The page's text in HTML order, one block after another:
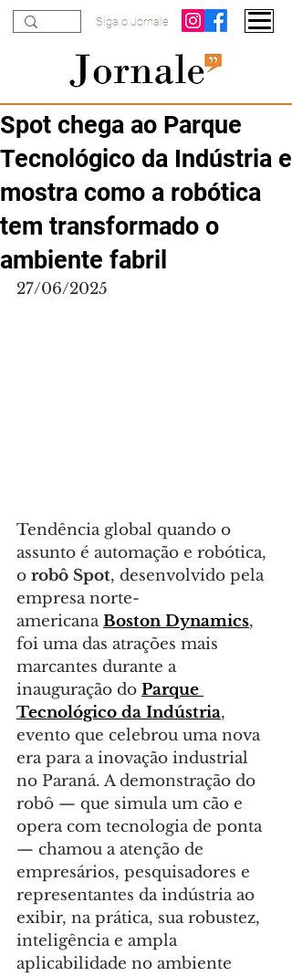
Siga o Jornale
Spot chega ao Parque
Tecnológico da Indústria e
mostra como a robótica
tem transformado o
ambiente fabril
27/06/2025
Tendência global quando o
assunto é automação e robótica,
o robô Spot, desenvolvido pela
empresa norte-
americana Boston Dynamics,
foi uma das atrações mais
marcantes durante a
inauguração do Parque
Tecnológico da Indústria,
evento que celebrou uma nova
era para a inovação industrial
no Paraná. A demonstração do
robô — que simula um cão e
opera com tecnologia de ponta
— chamou a atenção de
empresários, pesquisadores e
representantes da indústria ao
exibir, na prática, sua robustez,
inteligência e ampla
aplicabilidade no ambiente